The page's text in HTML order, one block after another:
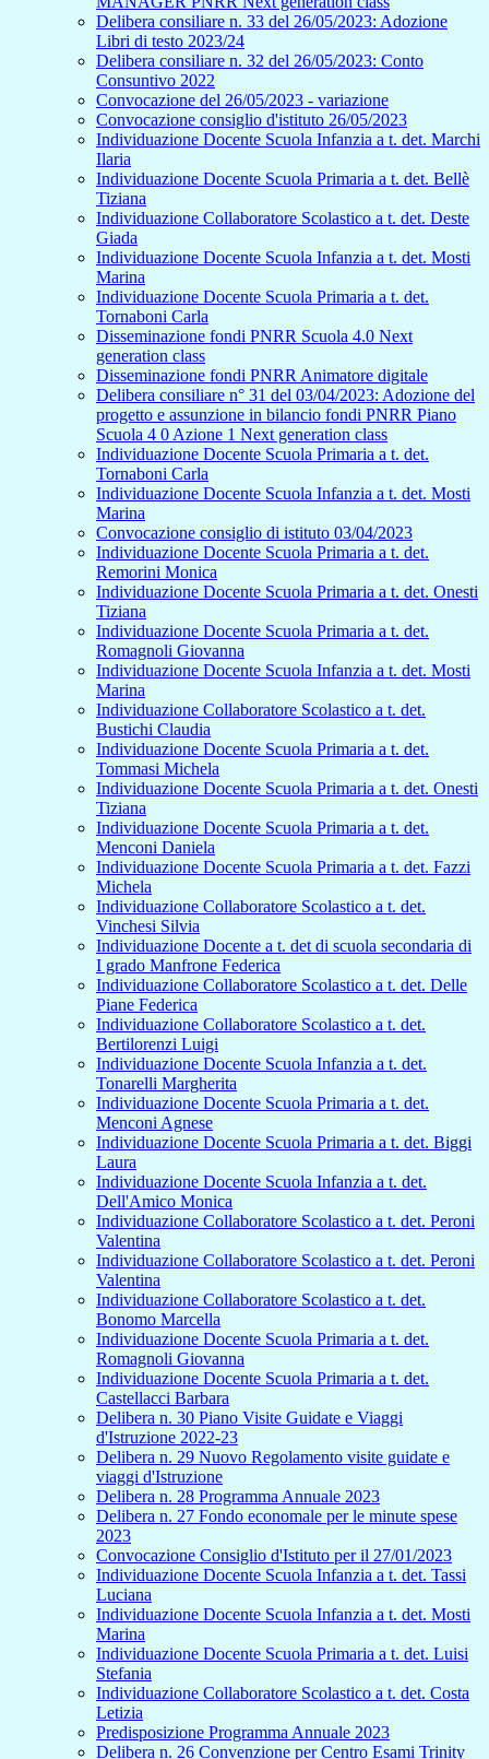
Delibera consiliare n. 33 del 26/05/2023: Adozione
Libri di testo 2023/24
Delibera consiliare n. 32 del 26/05/2023: Conto
Consuntivo 2022
Convocazione del 26/05/2023 - variazione
Convocazione consiglio d'istituto 26/05/2023
Individuazione Docente Scuola Infanzia a t. det. Marchi
Ilaria
Individuazione Docente Scuola Primaria a t. det. Bellè
Tiziana
Individuazione Collaboratore Scolastico a t. det. Deste
Giada
Individuazione Docente Scuola Infanzia a t. det. Mosti
Marina
Individuazione Docente Scuola Primaria a t. det.
Tornaboni Carla
Disseminazione fondi PNRR Scuola 4.0 Next
generation class
Disseminazione fondi PNRR Animatore digitale
Delibera consiliare n° 31 del 03/04/2023: Adozione del
progetto e assunzione in bilancio fondi PNRR Piano
Scuola 4 0 Azione 1 Next generation class
Individuazione Docente Scuola Primaria a t. det.
Tornaboni Carla
Individuazione Docente Scuola Infanzia a t. det. Mosti
Marina
Convocazione consiglio di istituto 03/04/2023
Individuazione Docente Scuola Primaria a t. det.
Remorini Monica
Individuazione Docente Scuola Primaria a t. det. Onesti
Tiziana
Individuazione Docente Scuola Primaria a t. det.
Romagnoli Giovanna
Individuazione Docente Scuola Infanzia a t. det. Mosti
Marina
Individuazione Collaboratore Scolastico a t. det.
Bustichi Claudia
Individuazione Docente Scuola Primaria a t. det.
Tommasi Michela
Individuazione Docente Scuola Primaria a t. det. Onesti
Tiziana
Individuazione Docente Scuola Primaria a t. det.
Menconi Daniela
Individuazione Docente Scuola Primaria a t. det. Fazzi
Michela
Individuazione Collaboratore Scolastico a t. det.
Vinchesi Silvia
Individuazione Docente a t. det di scuola secondaria di
I grado Manfrone Federica
Individuazione Collaboratore Scolastico a t. det. Delle
Piane Federica
Individuazione Collaboratore Scolastico a t. det.
Bertilorenzi Luigi
Individuazione Docente Scuola Infanzia a t. det.
Tonarelli Margherita
Individuazione Docente Scuola Primaria a t. det.
Menconi Agnese
Individuazione Docente Scuola Primaria a t. det. Biggi
Laura
Individuazione Docente Scuola Infanzia a t. det.
Dell'Amico Monica
Individuazione Collaboratore Scolastico a t. det. Peroni
Valentina
Individuazione Collaboratore Scolastico a t. det. Peroni
Valentina
Individuazione Collaboratore Scolastico a t. det.
Bonomo Marcella
Individuazione Docente Scuola Primaria a t. det.
Romagnoli Giovanna
Individuazione Docente Scuola Primaria a t. det.
Castellacci Barbara
Delibera n. 30 Piano Visite Guidate e Viaggi
d'Istruzione 2022-23
Delibera n. 29 Nuovo Regolamento visite guidate e
viaggi d'Istruzione
Delibera n. 28 Programma Annuale 2023
Delibera n. 27 Fondo economale per le minute spese
2023
Convocazione Consiglio d'Istituto per il 27/01/2023
Individuazione Docente Scuola Infanzia a t. det. Tassi
Luciana
Individuazione Docente Scuola Infanzia a t. det. Mosti
Marina
Individuazione Docente Scuola Primaria a t. det. Luisi
Stefania
Individuazione Collaboratore Scolastico a t. det. Costa
Letizia
Predisposizione Programma Annuale 2023
Delibera n. 26 Convenzione per Centro Esami Trinity